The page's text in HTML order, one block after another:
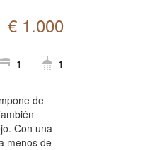
€ 1.000
1
1
de
Con una
menos de